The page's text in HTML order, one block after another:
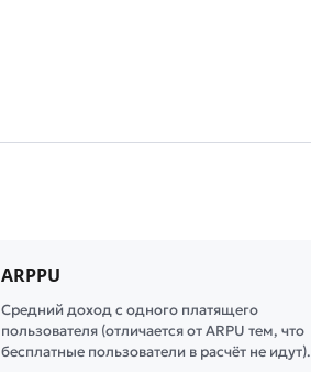
ARPPU
Средний доход с одного платящего
пользователя (отличается от ARPU тем, что
бесплатные пользователи в расчёт не идут).